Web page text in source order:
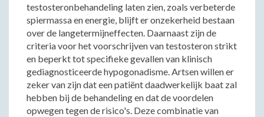
testosteronbehandeling laten zien, zoals verbeterde
spiermassa en energie, blijft er onzekerheid bestaan
over de langetermijneffecten. Daarnaast zijn de
criteria voor het voorschrijven van testosteron strikt
en beperkt tot specifieke gevallen van klinisch
gediagnosticeerde hypogonadisme. Artsen willen er
zeker van zijn dat een patiënt daadwerkelijk baat zal
hebben bij de behandeling en dat de voordelen
opwegen tegen de risico's. Deze combinatie van